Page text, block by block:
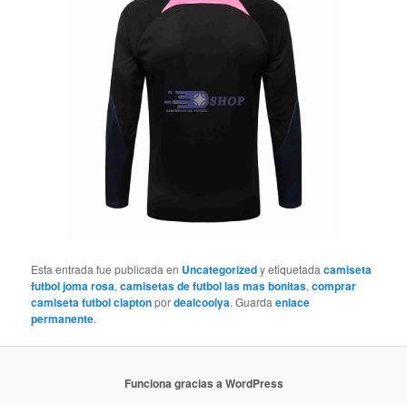
Esta entrada fue publicada en Uncategorizedy etiquetadacamiseta
futbol joma rosa,camisetas de futbol las mas bonitas,comprar
camiseta futbol claptonpordealcoolya. Guardaenlace
permanente.
Funciona gracias a WordPress